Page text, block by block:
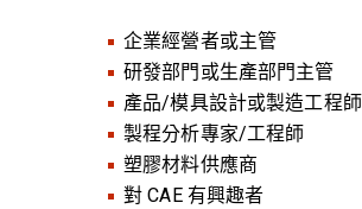
企業經營者或主管
研發部門或生產部門主管
產品/模具設計或製造工程師
製程分析專家/工程師
塑膠材料供應商
對 CAE 有興趣者